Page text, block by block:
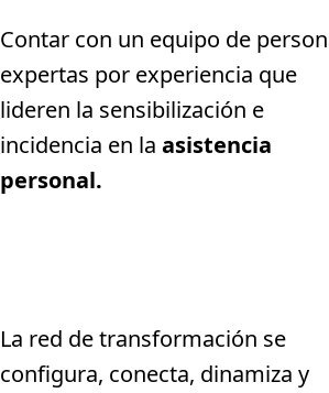
Contar con un equipo de
expertas por experiencia que
lideren la sensibilización e
incidencia en la asistencia
personal.
La red de transformación se
configura, conecta, dinamiza y